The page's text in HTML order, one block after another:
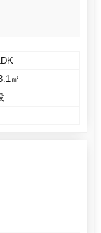
㎡